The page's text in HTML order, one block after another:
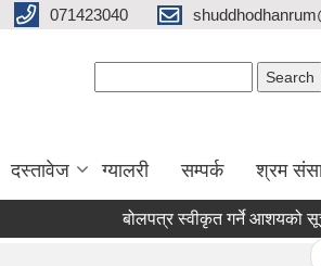
071423040
दस्तावेज ग्यालरी सम्पर्क श्रम
बोलपत्र स्वीकृत गर्ने आशयको सूचना।